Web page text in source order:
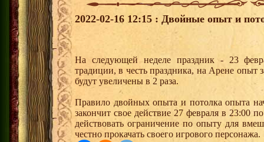
2022-02-16 12:15 : Двойные опыт и
На следующей неделе праздник - 23
традиции, в честь праздника, на Арене опыт
будут увеличены в 2 раза.
Правило двойных опыта и потолка опыта
закончит свое действие 27 февраля в 23:00
действовать ограничение по опыту для
честно прокачать своего игрового персонажа.